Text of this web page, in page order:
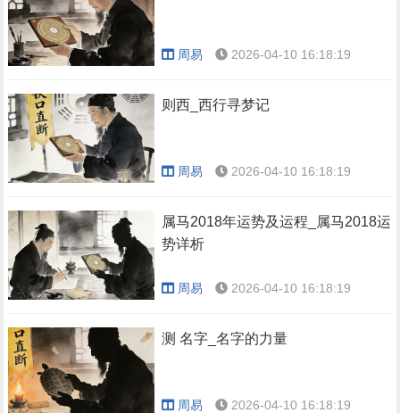
周易 2026-04-10 16:18:19
则西_西行寻梦记
周易 2026-04-10 16:18:19
属马2018年运势及运程_属马2018运
势详析
周易 2026-04-10 16:18:19
测 名字_名字的力量
周易 2026-04-10 16:18:19